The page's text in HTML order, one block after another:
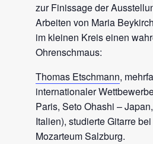
zur Finissage der
Arbeiten von Maria
im kleinen Kreis einen
Ohrenschmaus:
Thomas Etschmann,
internationaler
Paris, Seto Ohashi –
Italien), studierte Gitarre
Mozarteum Salzburg.